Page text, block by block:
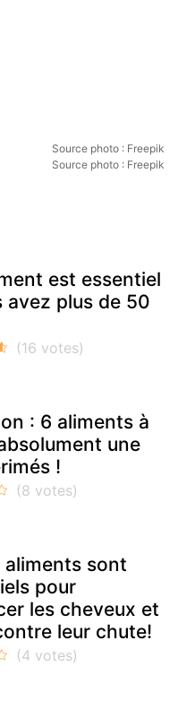
Source photo : Freepik
Source photo : Freepik
est essentiel
avez plus de 50
: 6 aliments à
une
!
aliments sont
pour
les cheveux et
leur chute!